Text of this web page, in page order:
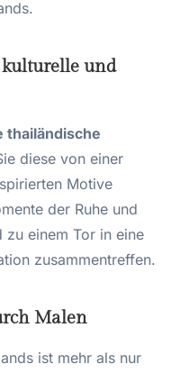
kulturelle und
thailändische
diese von einer
Motive
der Ruhe und
einem Tor in eine
zusammentreffen.
Malen
ist mehr als nur